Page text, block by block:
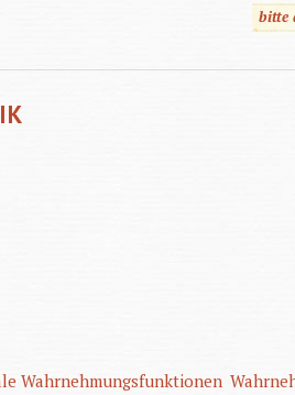
bitte
Wahrnehmungsfunktionen